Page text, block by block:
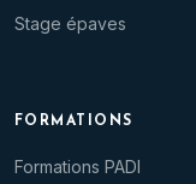
Stage épaves
FORMATIONS
Formations PADI